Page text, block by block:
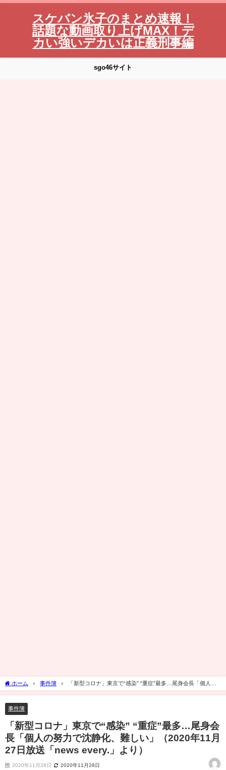
スケバン氷子のまとめ速報！
話題な動画取り上げMAX！デ
カい強いデカいは正義刑事編
sgo46サイト
ホーム 事件簿
「新型コロナ」東京で“感染” “重症”最多…尾身会長「個人の
努力で沈静化、難しい」（2020年11月27日放送「news every.」より）
事件簿
「新型コロナ」東京で“感染” “重症”最多…尾身会
長「個人の努力で沈静化、難しい」（2020年11月
27日放送「news every.」より）
2020年11月28日 2020年11月28日